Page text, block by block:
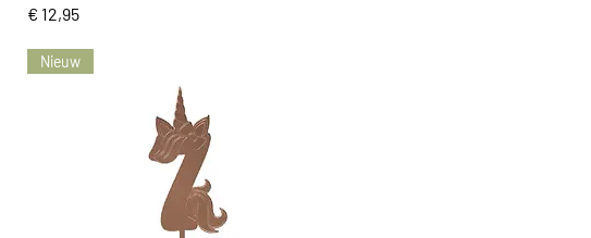
Prijs
€ 12,95
Nieuw